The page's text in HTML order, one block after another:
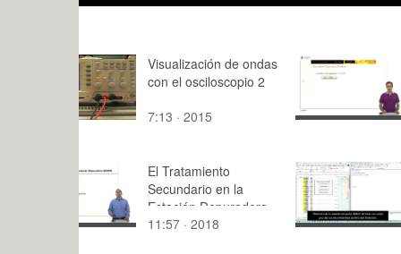
Visualización de ondas
con el osciloscopio 2
7:13 · 2015
SLEPc:
10:17 ·
El Tratamiento
Secundario en la
Estación Depuradora.
11:57 · 2018
algoritmo
Neighbor
48:24 ·